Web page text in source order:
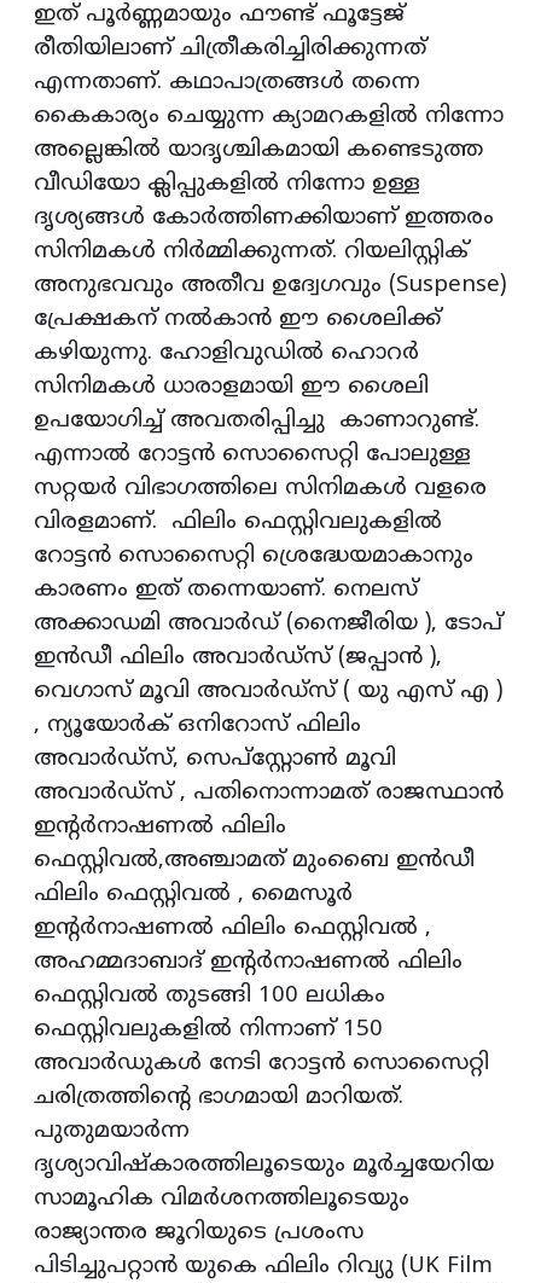
ഇത് പൂര്‍ണ്ണമായും ഫൗണ്ട് ഫൂട്ടേജ്
രീതിയിലാണ് ചിത്രീകരിച്ചിരിക്കുന്നത്
എന്നതാണ്. കഥാപാത്രങ്ങള്‍ തന്നെ
കൈകാര്യം ചെയ്യുന്ന ക്യാമറകളില്‍ നിന്നോ
അല്ലെങ്കില്‍ യാദൃശ്ചികമായി കണ്ടെടുത്ത
വീഡിയോ ക്ലിപ്പുകളില്‍ നിന്നോ ഉള്ള
ദൃശ്യങ്ങള്‍ കോര്‍ത്തിണക്കിയാണ് ഇത്തരം
സിനിമകള്‍ നിര്‍മ്മിക്കുന്നത്. റിയലിസ്റ്റിക്
അനുഭവവും അതീവ ഉദ്വേഗവും (Suspense)
പ്രേക്ഷകന് നല്‍കാന്‍ ഈ ശൈലിക്ക്
കഴിയുന്നു. ഹോളിവുഡില്‍ ഹൊറര്‍
സിനിമകള്‍ ധാരാളമായി ഈ ശൈലി
ഉപയോഗിച്ച് അവതരിപ്പിച്ചു കാണാറുണ്ട്.
എന്നാല്‍ റോട്ടന്‍ സൊസൈറ്റി പോലുള്ള
സറ്റയര്‍ വിഭാഗത്തിലെ സിനിമകള്‍ വളരെ
വിരളമാണ്. ഫിലിം ഫെസ്റ്റിവലുകളില്‍
റോട്ടന്‍ സൊസൈറ്റി ശ്രെദ്ധേയമാകാനും
കാരണം ഇത് തന്നെയാണ്. നെലസ്
അക്കാഡമി അവാര്‍ഡ് (നൈജീരിയ ), ടോപ്
ഇന്‍ഡീ ഫിലിം അവാര്‍ഡ്സ് (ജപ്പാന്‍ ),
വെഗാസ് മൂവി അവാര്‍ഡ്സ് ( യു എസ് എ )
, ന്യൂയോര്‍ക് ഒനിറോസ് ഫിലിം
അവാര്‍ഡ്സ്, സെപ്സ്റ്റോണ്‍ മൂവി
അവാര്‍ഡ്സ് , പതിനൊന്നാമത് രാജസ്ഥാന്‍
ഇന്റര്‍നാഷണല്‍ ഫിലിം
ഫെസ്റ്റിവല്‍,അഞ്ചാമത് മുംബൈ ഇന്‍ഡീ
ഫിലിം ഫെസ്റ്റിവല്‍ , മൈസൂര്‍
ഇന്റര്‍നാഷണല്‍ ഫിലിം ഫെസ്റ്റിവല്‍ ,
അഹമ്മദാബാദ് ഇന്റര്‍നാഷണല്‍ ഫിലിം
ഫെസ്റ്റിവല്‍ തുടങ്ങി 100 ലധികം
ഫെസ്റ്റിവലുകളില്‍ നിന്നാണ് 150
അവാര്‍ഡുകള്‍ നേടി റോട്ടന്‍ സൊസൈറ്റി
ചരിത്രത്തിന്റെ ഭാഗമായി മാറിയത്.
പുതുമയാര്‍ന്ന
ദൃശ്യാവിഷ്‌കാരത്തിലൂടെയും മൂര്‍ച്ചയേറിയ
സാമൂഹിക വിമര്‍ശനത്തിലൂടെയും
രാജ്യാന്തര ജൂറിയുടെ പ്രശംസ
പിടിച്ചുപറ്റാന്‍ യുകെ ഫിലിം റിവ്യു (UK Film